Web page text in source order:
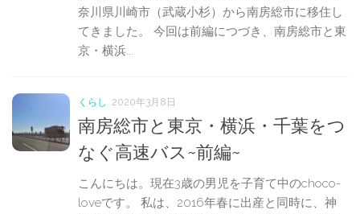
奈川県川崎市（武蔵小杉）から南房総市に移住し
てきました。 今回は前編につづき、南房総市と東
京・横浜...
くらし 2020年3月8日
南房総市と東京・横浜・千葉をつ
なぐ高速バス~前編~
こんにちは。現在3歳の男児を子育て中のchoco-
loveです。 私は、2016年春に出産と同時に、神